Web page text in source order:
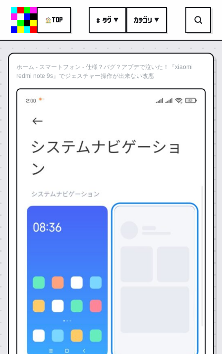
TOP # タグ ▼ カテゴリ ▼
ホーム - スマートフォン - 仕様？バグ？アプデで泣いた！『xiaomi
redmi note 9s』でジェスチャー操作が出来ない改悪